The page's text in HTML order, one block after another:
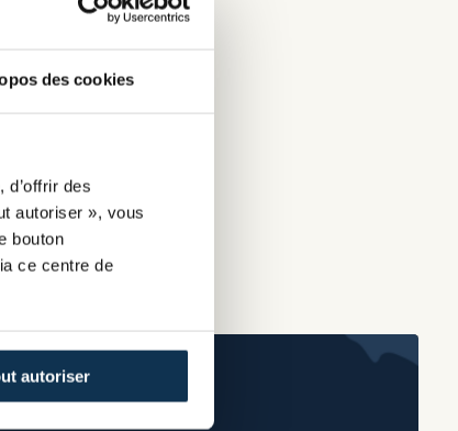
des cookies
des
autoriser », vous
bouton
ce centre de
autoriser
d'instruments